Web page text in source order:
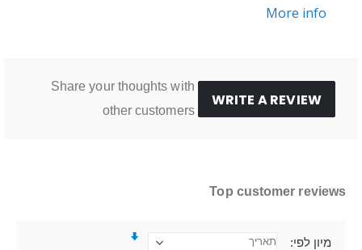
More info
WRITE A REVIEW
Share your thoughts with
other customers
Top customer reviews
מיון לפי